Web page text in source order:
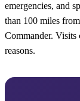
emergencies, and
than 100 miles
Commander. Visits
reasons.